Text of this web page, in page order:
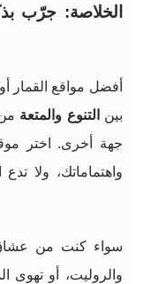
الخلاصة: جرّب
أفضل مواقع القمار
بين
التنوع والمتعة
جهة أخرى. اختر
واهتماماتك، ولا
سواء كنت من عشاق
والروليت، أو تهوى